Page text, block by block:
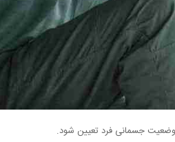
وضعیت جسمانی فرد تعیین شود.